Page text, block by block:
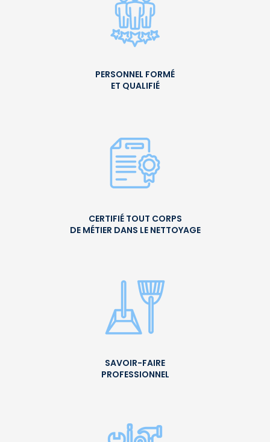
PERSONNEL FORMÉ
ET QUALIFIÉ
CERTIFIÉ TOUT CORPS
DE MÉTIER DANS LE NETTOYAGE
SAVOIR-FAIRE
PROFESSIONNEL